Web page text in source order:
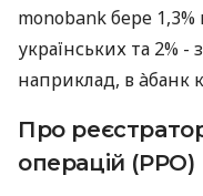
monobank бере
українських та 2% -
наприклад, в àбанк
Про
операцій (РРО)